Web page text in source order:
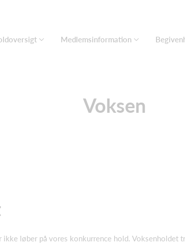
Medlemsinformation
Voksen
løber på vores konkurrence hold. Voksenholdet